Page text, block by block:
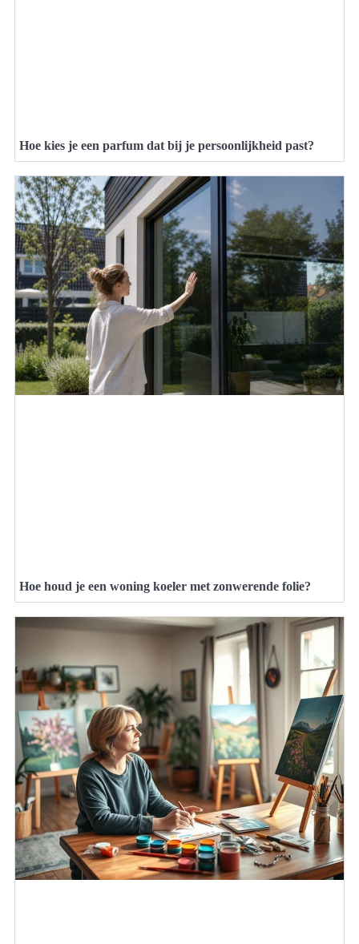
Hoe kies je een parfum dat bij je persoonlijkheid past?
Hoe houd je een woning koeler met zonwerende folie?